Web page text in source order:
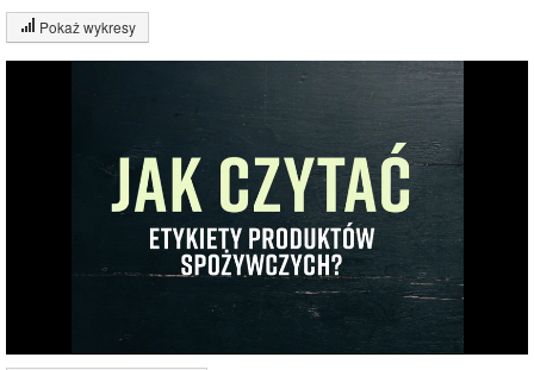
Pokaż wykresy
Wykres składu produktu
Pozostałe (39%)
61%